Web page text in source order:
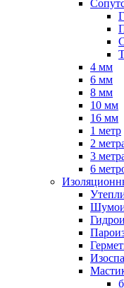
4 мм
6 мм
8 мм
10 мм
16 мм
1 метр
2
3
6